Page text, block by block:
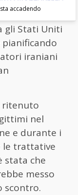
fonti,
gli Stati Uniti
pianificando
iraniani
ritenuto
nel
e durante i
le trattative
stata che
messo
scontro.
accadendo